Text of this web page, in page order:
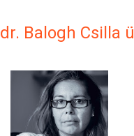
dr. Balogh Csilla